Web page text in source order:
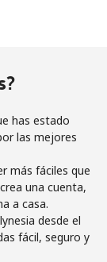
acuerdo con
has estado
las mejores
más fáciles que
una cuenta,
a casa.
desde el
fácil, seguro y